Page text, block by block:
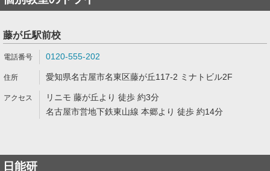
藤が丘駅前校
0120-555-202
愛知県名古屋市名東区藤が丘117-2 ミナトビル2F
リニモ 藤が丘より 徒歩 約3分
名古屋市営地下鉄東山線 本郷より 徒歩 約14分
日能研